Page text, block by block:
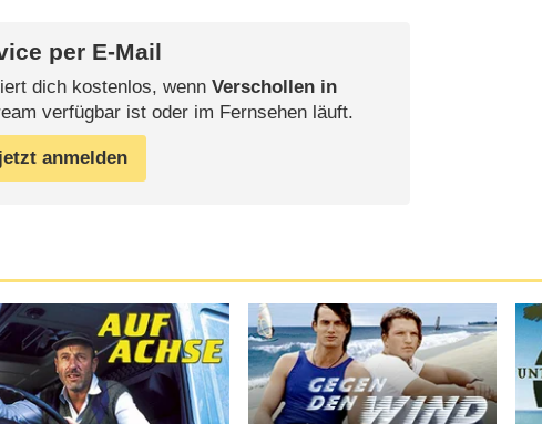
per E-Mail
dich kostenlos, wenn Verschollen in
verfügbar ist oder im Fernsehen läuft.
jetzt anmelden